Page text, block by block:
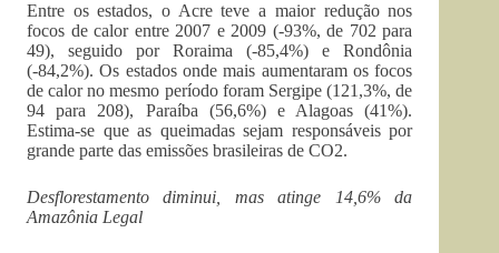
Entre os estados, o Acre teve a maior redução nos
focos de calor entre 2007 e 2009 (-93%, de 702 para
49), seguido por Roraima (-85,4%) e Rondônia
(-84,2%). Os estados onde mais aumentaram os focos
de calor no mesmo período foram Sergipe (121,3%, de
94 para 208), Paraíba (56,6%) e Alagoas (41%).
Estima-se que as queimadas sejam responsáveis por
grande parte das emissões brasileiras de CO2.
Desflorestamento diminui, mas atinge 14,6% da
Amazônia Legal